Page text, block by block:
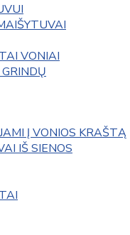
VONIAI
Į VONIOS KRAŠTĄ
IŠ SIENOS